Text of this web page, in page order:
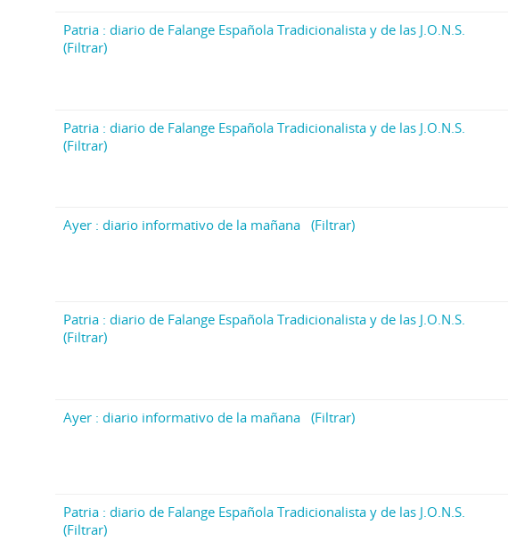
Patria : diario de Falange Española Tradicionalista y de las J.O.N.S.
(Filtrar)
Patria : diario de Falange Española Tradicionalista y de las J.O.N.S.
(Filtrar)
Ayer : diario informativo de la mañana (Filtrar)
Patria : diario de Falange Española Tradicionalista y de las J.O.N.S.
(Filtrar)
Ayer : diario informativo de la mañana (Filtrar)
Patria : diario de Falange Española Tradicionalista y de las J.O.N.S.
(Filtrar)